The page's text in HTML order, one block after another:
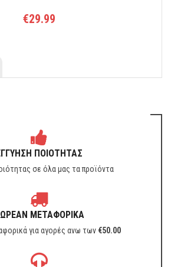
€29.99
ΠΟΙΟΤΗΤΑΣ
σε όλα μας τα προϊόντα
ΜΕΤΑΦΟΡΙΚΑ
για αγορές ανω των €50.00